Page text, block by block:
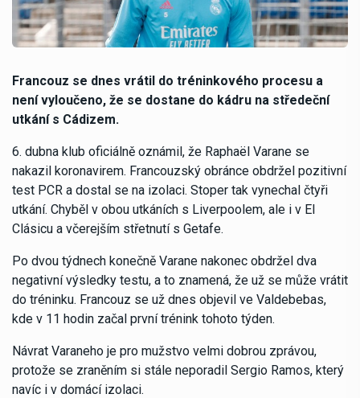
Francouz se dnes vrátil do tréninkového procesu a
není vyloučeno, že se dostane do kádru na středeční
utkání s Cádizem.
6. dubna klub oficiálně oznámil, že Raphaël Varane se
nakazil koronavirem. Francouzský obránce obdržel pozitivní
test PCR a dostal se na izolaci. Stoper tak vynechal čtyři
utkání. Chyběl v obou utkáních s Liverpoolem, ale i v El
Clásicu a včerejším střetnutí s Getafe.
Po dvou týdnech konečně Varane nakonec obdržel dva
negativní výsledky testu, a to znamená, že už se může vrátit
do tréninku. Francouz se už dnes objevil ve Valdebebas,
kde v 11 hodin začal první trénink tohoto týden.
Návrat Varaneho je pro mužstvo velmi dobrou zprávou,
protože se zraněním si stále neporadil Sergio Ramos, který
navíc i v domácí izolaci.